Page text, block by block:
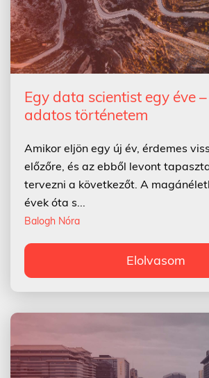
Egy data scientist egy éve
adatos történetem
Amikor eljön egy új év, érdemes
előzőre, és az ebből levont
tervezni a következőt. A
évek óta s...
Balogh Nóra
Elolvasom